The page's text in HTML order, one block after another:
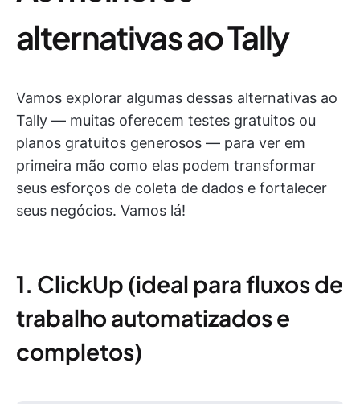
alternativas ao Tally
Vamos explorar algumas dessas alternativas ao
Tally — muitas oferecem testes gratuitos ou
planos gratuitos generosos — para ver em
primeira mão como elas podem transformar
seus esforços de coleta de dados e fortalecer
seus negócios. Vamos lá!
1. ClickUp (ideal para fluxos de
trabalho automatizados e
completos)